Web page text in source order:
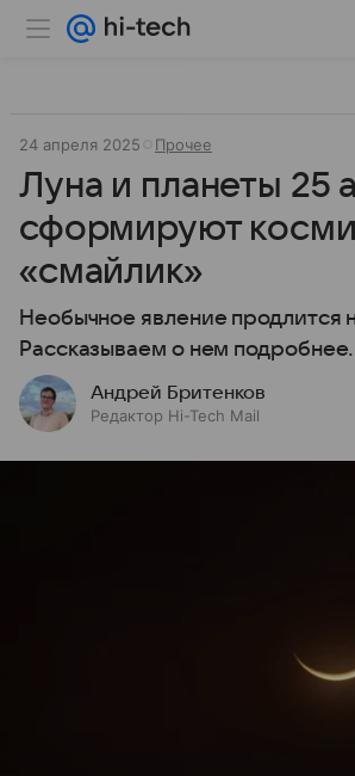
24 апреля 2025 Прочее
Луна и планеты 25
сформируют
«смайлик»
Необычное явление продлится
Рассказываем о нем подробнее.
Андрей Бритенков
Редактор Hi-Tech Mail